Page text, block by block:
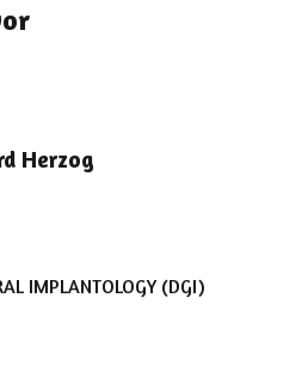
Herzog
IMPLANTOLOGY (DGI)